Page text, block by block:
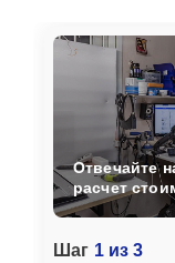
Шаг 1 из 3
Отвечайте
расчет